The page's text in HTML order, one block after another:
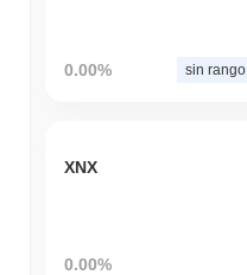
0.00% sin rango
XNX
0.00%